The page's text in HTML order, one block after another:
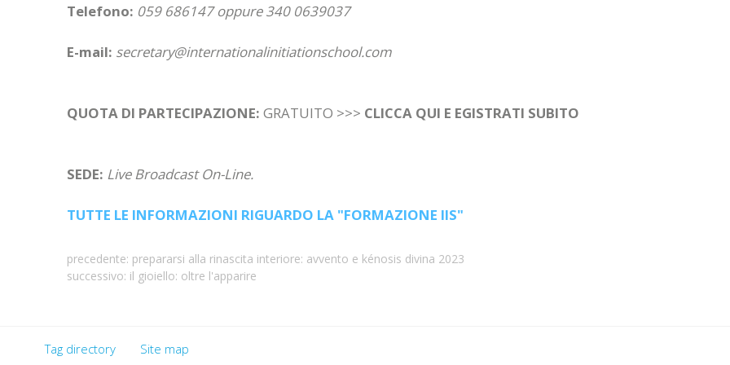
Telefono: 059 686147 oppure 340 0639037
E-mail: secretary@internationalinitiationschool.com
QUOTA DI PARTECIPAZIONE: GRATUITO >>> CLICCA QUI E EGISTRATI SUBITO
SEDE: Live Broadcast On-Line.
TUTTE LE INFORMAZIONI RIGUARDO LA "FORMAZIONE IIS"
precedente: prepararsi alla rinascita interiore: avvento e kénosis divina 2023
successivo: il gioiello: oltre l'apparire
Tag directory Site map